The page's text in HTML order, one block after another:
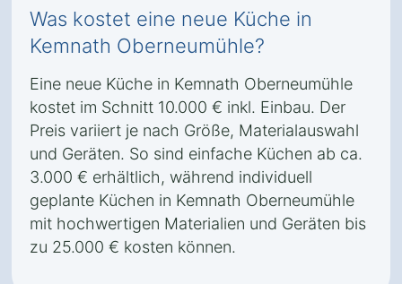
Was kostet eine neue Küche in
Kemnath Oberneumühle?
Eine neue Küche in Kemnath Oberneumühle
kostet im Schnitt 10.000 € inkl. Einbau. Der
Preis variiert je nach Größe, Materialauswahl
und Geräten. So sind einfache Küchen ab ca.
3.000 € erhältlich, während individuell
geplante Küchen in Kemnath Oberneumühle
mit hochwertigen Materialien und Geräten bis
zu 25.000 € kosten können.